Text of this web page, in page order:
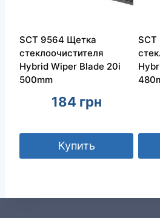
SCT 9564 Щетка
стеклоочистителя
Hybrid Wiper Blade 20i
500mm
184 грн
Купить